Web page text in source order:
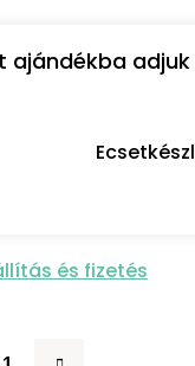
ajándékba
és fizetés